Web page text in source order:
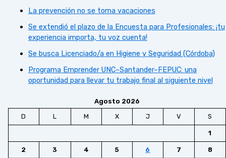
La prevención no se toma vacaciones
Se extendió el plazo de la Encuesta para Profesionales: ¡tu
experiencia importa, tu voz cuenta!
Se busca Licenciado/a en Higiene y Seguridad (Córdoba)
Programa Emprender UNC–Santander–FEPUC: una
oportunidad para llevar tu trabajo final al siguiente nivel
Agosto 2026
D
L M X J V S
1
2 3 4 5 6 7 8